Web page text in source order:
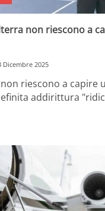
non riescono a
Dicembre 2025
riescono a capire
addirittura